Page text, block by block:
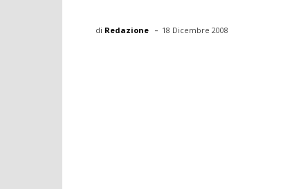
di Redazione - 18 Dicembre 2008